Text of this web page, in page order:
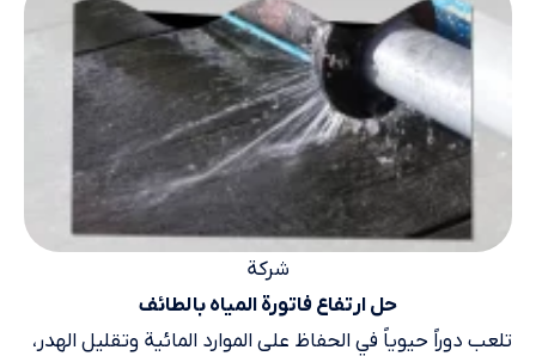
شركة
حل ارتفاع فاتورة المياه بالطائف
تلعب دوراً حيوياً في الحفاظ على الموارد المائية وتقليل الهدر،